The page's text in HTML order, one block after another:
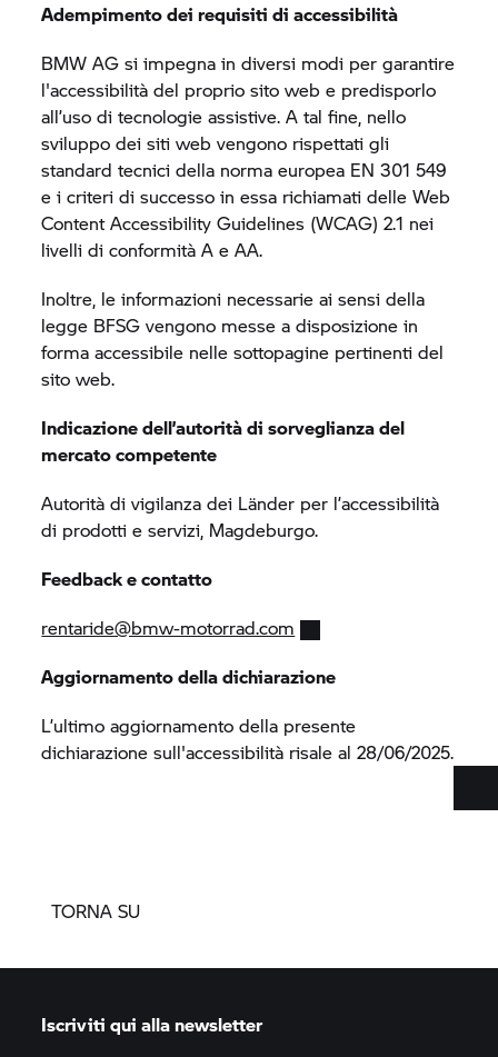
Adempimento dei requisiti di accessibilità
BMW AG si impegna in diversi modi per garantire
l'accessibilità del proprio sito web e predisporlo
all’uso di tecnologie assistive. A tal fine, nello
sviluppo dei siti web vengono rispettati gli
standard tecnici della norma europea EN 301 549
e i criteri di successo in essa richiamati delle Web
Content Accessibility Guidelines (WCAG) 2.1 nei
livelli di conformità A e AA.
Inoltre, le informazioni necessarie ai sensi della
legge BFSG vengono messe a disposizione in
forma accessibile nelle sottopagine pertinenti del
sito web.
Indicazione dell’autorità di sorveglianza del
mercato competente
Autorità di vigilanza dei Länder per l’accessibilità
di prodotti e servizi, Magdeburgo.
Feedback e contatto
rentaride@bmw-motorrad.com
Aggiornamento della dichiarazione
L’ultimo aggiornamento della presente
dichiarazione sull'accessibilità risale al 28/06/2025.
TORNA SU
Iscriviti qui alla newsletter